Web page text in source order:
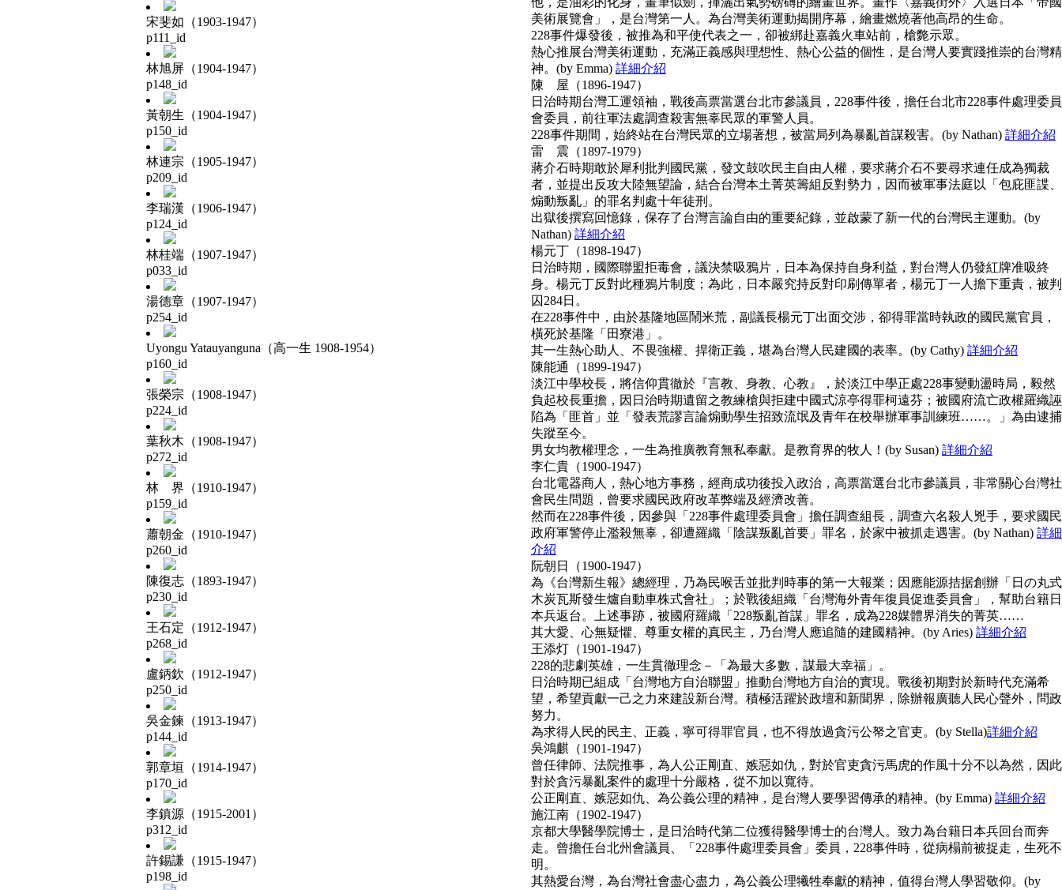
美術展覽會」，是台灣第一人。為台灣美術運動揭開序幕，繪畫燃燒著他高昂的生命。
228事件爆發後，被推為和平使代表之一，卻被綁赴嘉義火車站前，槍斃示眾。
熱心推展台灣美術運動，充滿正義感與理想性、熱心公益的個性，是台灣人要實踐推崇的台灣精
神。(by Emma) 詳細介紹
陳 屋（1896-1947）
日治時期台灣工運領袖，戰後高票當選台北市參議員，228事件後，擔任台北市228事件處理委員
會委員，前往軍法處調查殺害無辜民眾的軍警人員。
228事件期間，始終站在台灣民眾的立場著想，被當局列為暴亂首謀殺害。(by Nathan) 詳細介紹
雷 震（1897-1979）
蔣介石時期敢於犀利批判國民黨，發文鼓吹民主自由人權，要求蔣介石不要尋求連任成為獨裁
者，並提出反攻大陸無望論，結合台灣本土菁英籌組反對勢力，因而被軍事法庭以「包庇匪諜、
煽動叛亂」的罪名判處十年徒刑。
出獄後撰寫回憶錄，保存了台灣言論自由的重要紀錄，並啟蒙了新一代的台灣民主運動。(by
Nathan) 詳細介紹
楊元丁（1898-1947）
日治時期，國際聯盟拒毒會，議決禁吸鴉片，日本為保持自身利益，對台灣人仍發紅牌准吸終
身。楊元丁反對此種鴉片制度；為此，日本嚴究持反對印刷傳單者，楊元丁一人擔下重責，被判
囚284日。
在228事件中，由於基隆地區鬧米荒，副議長楊元丁出面交涉，卻得罪當時執政的國民黨官員，
橫死於基隆「田寮港」。
其一生熱心助人、不畏強權、捍衛正義，堪為台灣人民建國的表率。(by Cathy) 詳細介紹
陳能通（1899-1947）
淡江中學校長，將信仰貫徹於『言教、身教、心教』，於淡江中學正處228事變動盪時局，毅然
負起校長重擔，因日治時期遺留之教練槍與拒建中國式涼亭得罪柯遠芬；被國府流亡政權羅織誣
陷為「匪首」並「發表荒謬言論煽動學生招致流氓及青年在校舉辦軍事訓練班……。」為由逮捕
失蹤至今。
男女均教權理念，一生為推廣教育無私奉獻。是教育界的牧人！(by Susan) 詳細介紹
李仁貴（1900-1947）
台北電器商人，熱心地方事務，經商成功後投入政治，高票當選台北市參議員，非常關心台灣社
會民生問題，曾要求國民政府改革弊端及經濟改善。
然而在228事件後，因參與「228事件處理委員會」擔任調查組長，調查六名殺人兇手，要求國民
政府軍警停止濫殺無辜，卻遭羅織「陰謀叛亂首要」罪名，於家中被抓走遇害。(by Nathan) 詳細
介紹
阮朝日（1900-1947）
為《台灣新生報》總經理，乃為民喉舌並批判時事的第一大報業；因應能源拮据創辦「日の丸式
木炭瓦斯發生爐自動車株式會社」；於戰後組織「台灣海外青年復員促進委員會」，幫助台籍日
本兵返台。上述事跡，被國府羅織「228叛亂首謀」罪名，成為228媒體界消失的菁英……
其大愛、心無疑懼、尊重女權的真民主，乃台灣人應追隨的建國精神。(by Aries) 詳細介紹
王添灯（1901-1947）
228的悲劇英雄，一生貫徹理念－「為最大多數，謀最大幸福」。
日治時期已組成「台灣地方自治聯盟」推動台灣地方自治的實現。戰後初期對於新時代充滿希
望，希望貢獻一己之力來建設新台灣。積極活躍於政壇和新聞界，除辦報廣聽人民心聲外，問政
努力。
為求得人民的民主、正義，寧可得罪官員，也不得放過貪污公帑之官吏。(by Stella)詳細介紹
吳鴻麒（1901-1947）
曾任律師、法院推事，為人公正剛直、嫉惡如仇，對於官吏貪污馬虎的作風十分不以為然，因此
對於貪污暴亂案件的處理十分嚴格，從不加以寬待。
公正剛直、嫉惡如仇、為公義公理的精神，是台灣人要學習傳承的精神。(by Emma) 詳細介紹
施江南（1902-1947）
京都大學醫學院博士，是日治時代第二位獲得醫學博士的台灣人。致力為台籍日本兵回台而奔
走。曾擔任台北州會議員、「228事件處理委員會」委員，228事件時，從病榻前被捉走，生死不
明。
其熱愛台灣，為台灣社會盡心盡力，為公義公理犧牲奉獻的精神，值得台灣人學習敬仰。(by
宋斐如（1903-1947）
p111_id
林旭屏（1904-1947）
p148_id
黃朝生（1904-1947）
p150_id
林連宗（1905-1947）
p209_id
李瑞漢（1906-1947）
p124_id
林桂端（1907-1947）
p033_id
湯德章（1907-1947）
p254_id
Uyongu Yatauyanguna（高一生 1908-1954）
p160_id
張榮宗（1908-1947）
p224_id
葉秋木（1908-1947）
p272_id
林 界（1910-1947）
p159_id
蕭朝金（1910-1947）
p260_id
陳復志（1893-1947）
p230_id
王石定（1912-1947）
p268_id
盧鈵欽（1912-1947）
p250_id
吳金鍊（1913-1947）
p144_id
郭章垣（1914-1947）
p170_id
李鎮源（1915-2001）
p312_id
許錫謙（1915-1947）
p198_id